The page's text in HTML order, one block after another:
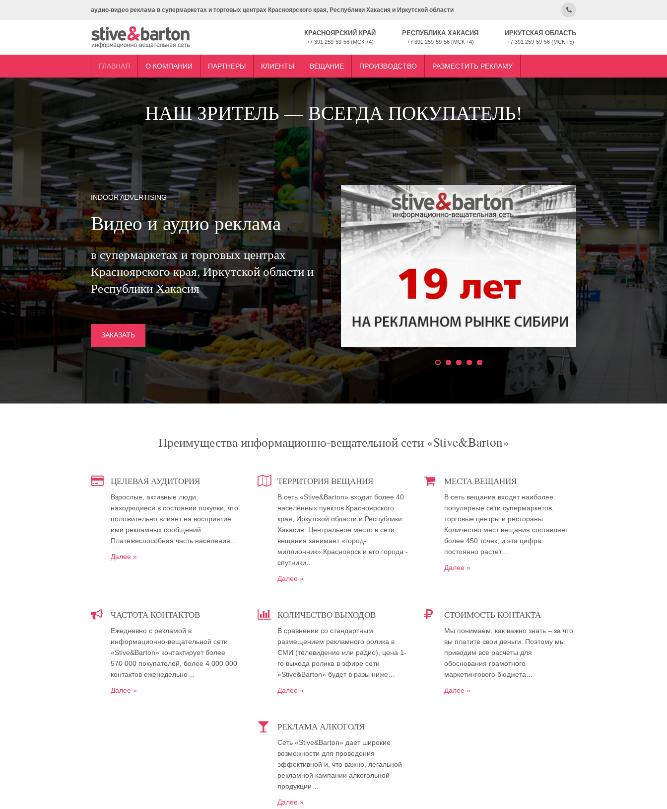
аудио-видео реклама в супермаркетах и торговых центрах Красноярского края, Республики Хакасия и Иркутской области
КРАСНОЯРСКИЙ КРАЙ
+7 391 259-59-56 (МСК +4)
РЕСПУБЛИКА ХАКАСИЯ
+7 391 259-59-56 (МСК +4)
ИРКУТСКАЯ ОБЛАСТЬ
+7 391 259-59-56 (МСК +5)
ГЛАВНАЯ О КОМПАНИИ ПАРТНЕРЫ КЛИЕНТЫ ВЕЩАНИЕ ПРОИЗВОДСТВО РАЗМЕСТИТЬ РЕКЛАМУ
НАШ ЗРИТЕЛЬ — ВСЕГДА ПОКУПАТЕЛЬ!
INDOOR ADVERTISING
Видео и аудио реклама
в супермаркетах и торговых центрах
Красноярского края, Иркутской области и
Республики Хакасия
ЗАКАЗАТЬ
Преимущества информационно-вещательной сети «Stive&Barton»
ЦЕЛЕВАЯ АУДИТОРИЯ
Взрослые, активные люди,
находящиеся в состоянии покупки, что
положительно влияет на восприятие
ими рекламных сообщений.
Платежеспособная часть населения…
Далее »
ТЕРРИТОРИЯ ВЕЩАНИЯ
В сеть «Stive&Barton» входит более 40
населённых пунктов Красноярского
края, Иркутской области и Республики
Хакасия. Центральное место в сети
вещания занимает «город-
миллионник» Красноярск и его города -
спутники…
Далее »
МЕСТА ВЕЩАНИЯ
В сеть вещания входят наиболее
популярные сети супермаркетов,
торговые центры и рестораны.
Количество мест вещания составляет
более 450 точек, и эта цифра
постоянно растет…
Далее »
ЧАСТОТА КОНТАКТОВ
Ежедневно с рекламой в
информационно-вещательной сети
«Stive&Barton» контактирует более
570 000 покупателей, более 4 000 000
контактов еженедельно…
Далее »
КОЛИЧЕСТВО ВЫХОДОВ
В сравнении со стандартным
размещением рекламного ролика в
СМИ (телевидение или радио), цена 1-
го выхода ролика в эфире сети
«Stive&Barton» будет в разы ниже…
Далее »
СТОИМОСТЬ КОНТАКТА
Мы понимаем, как важно знать – за что
вы платите свои деньги. Поэтому мы
приводим все расчеты для
обоснования грамотного
маркетингового бюджета…
Далее »
РЕКЛАМА АЛКОГОЛЯ
Сеть «Stive&Barton» дает широкие
возможности для проведения
эффективной и, что важно, легальной
рекламной кампании алкогольной
продукции…
Далее »